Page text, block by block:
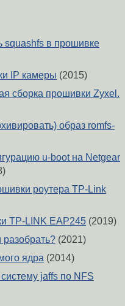
squashfs в прошивке
IP камеры (2015)
сборка прошивки Zyxel.
образ romfs-
u-boot на Netgear
роутера TP-Link
TP-LINK EAP245 (2019)
(2021)
ядра (2014)
jaffs по NFS